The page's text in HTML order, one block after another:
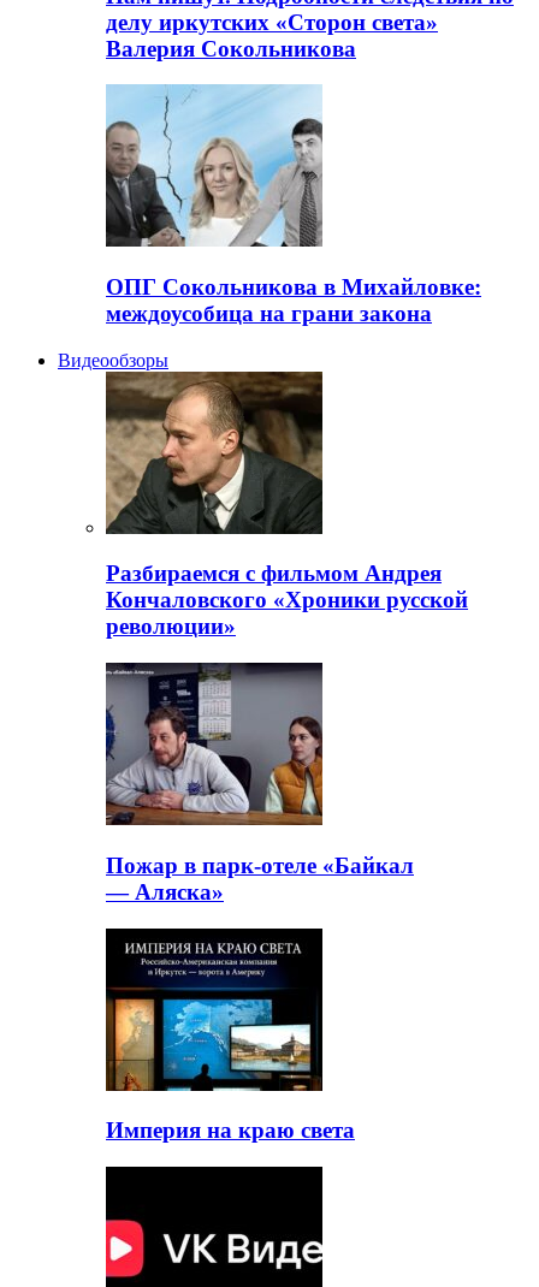
делу иркутских «Сторон света»
Валерия Сокольникова
ОПГ Сокольникова в Михайловке:
междоусобица на грани закона
Видеообзоры
Разбираемся с фильмом Андрея
Кончаловского «Хроники русской
революции»
Пожар в парк-отеле «Байкал
— Аляска»
Империя на краю света